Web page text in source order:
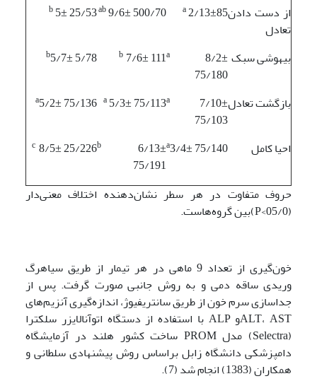
از دست دادن
تعادل
a2/13±85
ab9/6± 500/70
b5± 25/53
بیهوشی سبک a
8/2±
75/180
b 7/6± 111
b5/7± 5/78
بازگشت تعادل a
7/10±
75/103
a5/3± 75/113
a5/2± 75/136
احیا کامل a3/4± 75/140
b
6/13±
75/191
c 8/5± 25/226
حروف متفاوت در هر سطر نشان‌دهنده اختلاف معنی‌دار
(05/0>P)بین گروه‌هاست.
خون‌گیری از تعداد 9 ماهی در هر تیمار از طریق سیاهرگ
وریدی ساقه دمی و به روش جانبی صورت گرفت. پس از
جداسازی سرم خون از طریق سانتریفیوژ، اندازه‌گیری آنزیم‌های
ALT، ASTو ALP با استفاده از دستگاه اتوآنالایزر سلکترا
(Selectra) مدل PROM ساخت کشور هلند در آزمایشگاه
دامپزشکی دانشگاه زابل براساس روش پیشنهادی سلطانی و
همکاران (1383) انجام شد (7).